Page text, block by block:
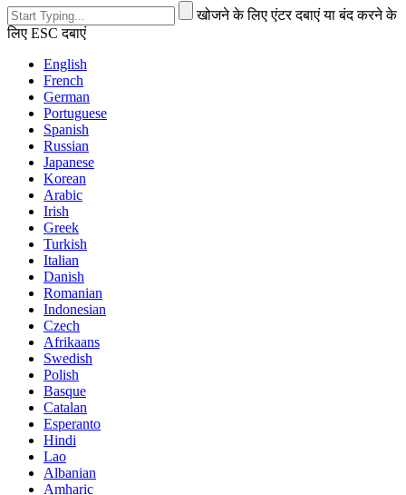
खोजने के लिए एंटर दबाएं या बंद करने के
लिए ESC दबाएं
English
French
German
Portuguese
Spanish
Russian
Japanese
Korean
Arabic
Irish
Greek
Turkish
Italian
Danish
Romanian
Indonesian
Czech
Afrikaans
Swedish
Polish
Basque
Catalan
Esperanto
Hindi
Lao
Albanian
Amharic